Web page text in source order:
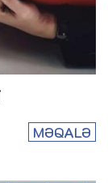
MƏQALƏ